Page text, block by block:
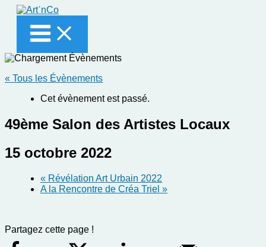
Aller
contenu
« Tous les Évènements
Cet évènement est passé.
49ème Salon des Artistes Locaux
15 octobre 2022
« Révélation Art Urbain 2022
A la Rencontre de Créa Triel »
Partagez cette page !